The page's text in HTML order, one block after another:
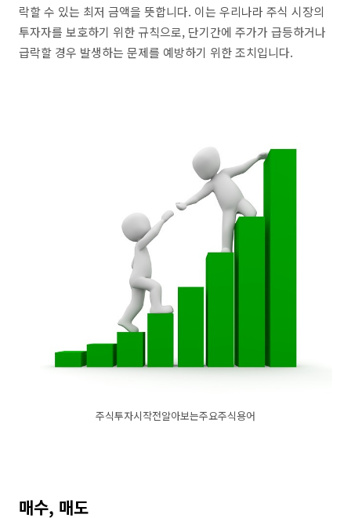
락할 수 있는 최저 금액을 뜻합니다. 이는 우리나라 주식 시장의
투자자를 보호하기 위한 규칙으로, 단기간에 주가가 급등하거나
급락할 경우 발생하는 문제를 예방하기 위한 조치입니다.
주식투자시작전알아보는주요주식용어
매수, 매도